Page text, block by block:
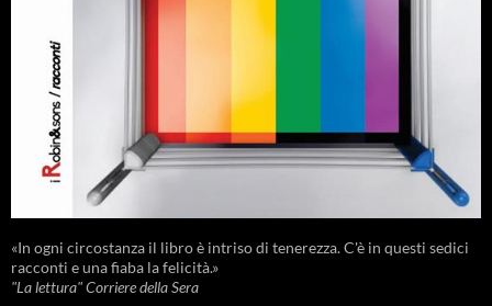
«In ogni circostanza il libro è intriso di tenerezza. C'è in questi sedici
racconti e una fiaba la felicità.»
"La lettura" Corriere della Sera